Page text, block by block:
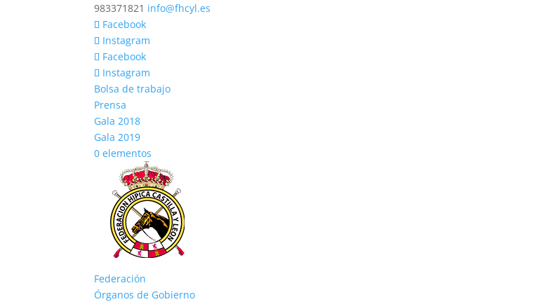
983371821 info@fhcyl.es
Facebook
Instagram
Facebook
Instagram
Bolsa de trabajo
Prensa
Gala 2018
Gala 2019
0 elementos
Federación
Órganos de Gobierno